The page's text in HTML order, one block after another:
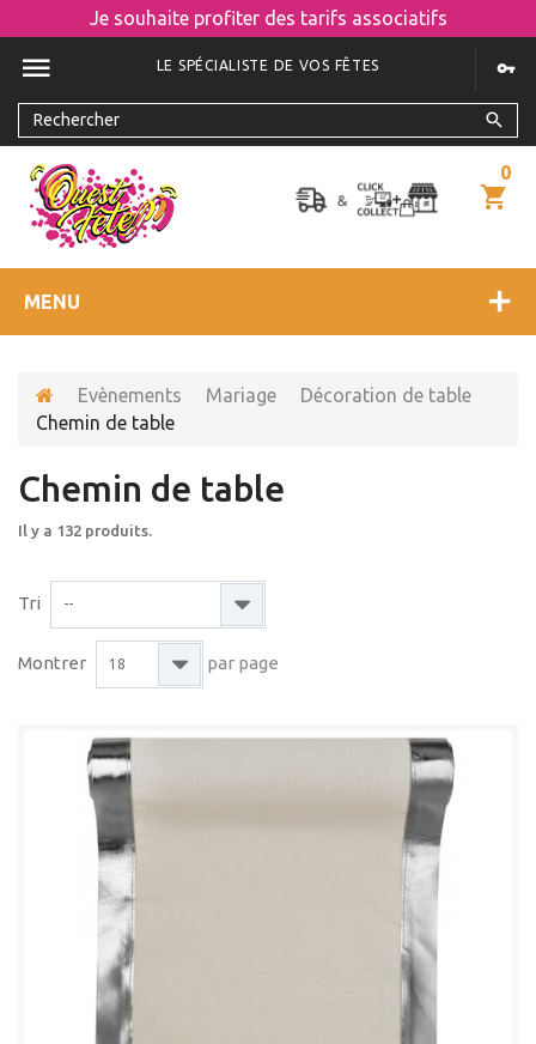
Je souhaite profiter des tarifs associatifs
LE SPÉCIALISTE DE VOS FÊTES
0
MENU
Evènements Mariage
Décoration de table
Chemin de table
Chemin de table
Il y a 132 produits.
Tri --
Montrer 18 par page